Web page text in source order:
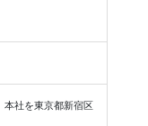
本社を東京都新宿区